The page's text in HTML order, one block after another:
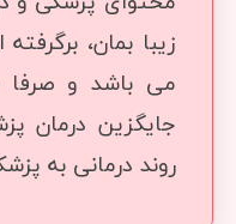
زیبا بمان،
می باشد و صرفا
جایگزین درمان
روند درمانی به